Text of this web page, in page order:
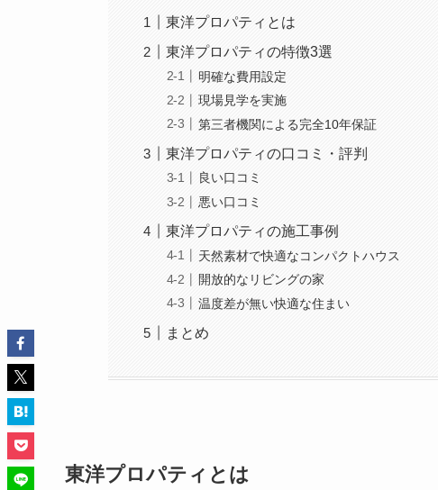
東洋プロパティとは
東洋プロパティの特徴3選
明確な費用設定
現場見学を実施
第三者機関による完全10年保証
東洋プロパティの口コミ・評判
良い口コミ
悪い口コミ
東洋プロパティの施工事例
天然素材で快適なコンパクトハウス
開放的なリビングの家
温度差が無い快適な住まい
まとめ
東洋プロパティとは